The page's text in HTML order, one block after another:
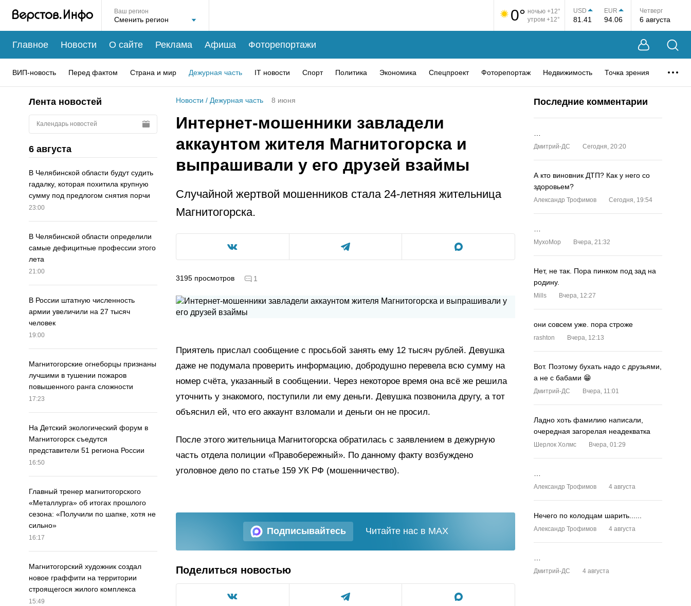
Ваш регион 0° ночью +12°
утром +12°
USD
81.41
EUR
94.06
Четверг
6 августа
Главное Новости О сайте Реклама Афиша Фоторепортажи
ВИП-новость Перед фактом Страна и мир Дежурная часть IT новости Спорт Политика Экономика Спецпроект Фоторепортаж Недвижимость Точка зрения
Лента новостей
Календарь новостей
6 августа
В Челябинской области будут судить
гадалку, которая похитила крупную
сумму под предлогом снятия порчи
23:00
В Челябинской области определили
самые дефицитные профессии этого
лета
21:00
В России штатную численность
армии увеличили на 27 тысяч
человек
19:00
Магнитогорские огнеборцы признаны
лучшими в тушении пожаров
повышенного ранга сложности
17:23
На Детский экологический форум в
Магнитогорск съедутся
представители 51 региона России
16:50
Главный тренер магнитогорского
«Металлурга» об итогах прошлого
сезона: «Получили по шапке, хотя не
сильно»
16:17
Магнитогорский художник создал
новое граффити на территории
строящегося жилого комплекса
15:49
Новости / Дежурная часть 8 июня
Интернет-мошенники завладели
аккаунтом жителя Магнитогорска и
выпрашивали у его друзей взаймы
Случайной жертвой мошенников стала 24-летняя жительница
Магнитогорска.
3195 просмотров 1
Приятель прислал сообщение с просьбой занять ему 12 тысяч рублей. Девушка
даже не подумала проверить информацию, добродушно перевела всю сумму на
номер счёта, указанный в сообщении. Через некоторое время она всё же решила
уточнить у знакомого, поступили ли ему деньги. Девушка позвонила другу, а тот
объяснил ей, что его аккаунт взломали и деньги он не просил.
После этого жительница Магнитогорска обратилась с заявлением в дежурную
часть отдела полиции «Правобережный». По данному факту возбуждено
уголовное дело по статье 159 УК РФ (мошенничество).
Подписывайтесь Читайте нас в MAX
Поделиться новостью
Последние комментарии
Дмитрий-ДС Сегодня, 20:20
А кто виновник ДТП? Как у него со
здоровьем?
Александр Трофимов Сегодня, 19:54
MyxoMop Вчера, 21:32
Нет, не так. Пора пинком под зад на
родину.
Mills Вчера, 12:27
они совсем уже. пора строже
rashton Вчера, 12:13
Вот. Поэтому бухать надо с друзьями,
а не с бабами 😁
Дмитрий-ДС Вчера, 11:01
Ладно хоть фамилию написали,
очередная загорелая неадекватка
Шерлок Холмс Вчера, 01:29
Александр Трофимов 4 августа
Нечего по колодцам шарить......
Александр Трофимов 4 августа
Дмитрий-ДС 4 августа